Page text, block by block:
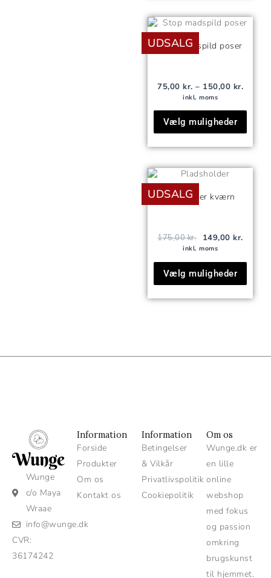
UDSALG
Stop madspild poser
75,00 kr. – 150,00 kr.
inkl. moms
Vælg muligheder
Dette
kan
UDSALG
Salt/peber kværn
175,00kr.
Den
oprindelige
pris
var:
149,00kr.
Den
inkl. moms
Vælg muligheder
kan
Wunge
c/o Maya
Wraae
info@wunge.dk
CVR:
36174242
Information
Forside
Produkter
Om os
Kontakt os
Information
Betingelser
& Vilkår
Privatlivspolitik
Cookiepolitik
Om os
Wunge.dk er
en lille
online
webshop
med fokus
og passion
omkring
brugskunst
til hjemmet.